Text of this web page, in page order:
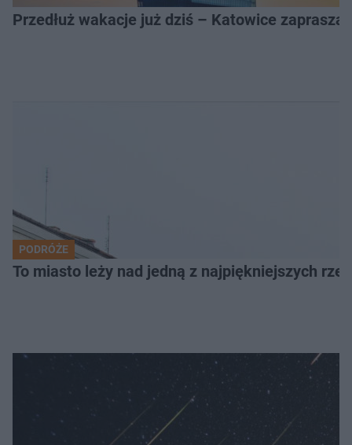
Przedłuż wakacje już dziś – Katowice
PODRÓŻE
To miasto leży nad jedną z najpiękniejszych